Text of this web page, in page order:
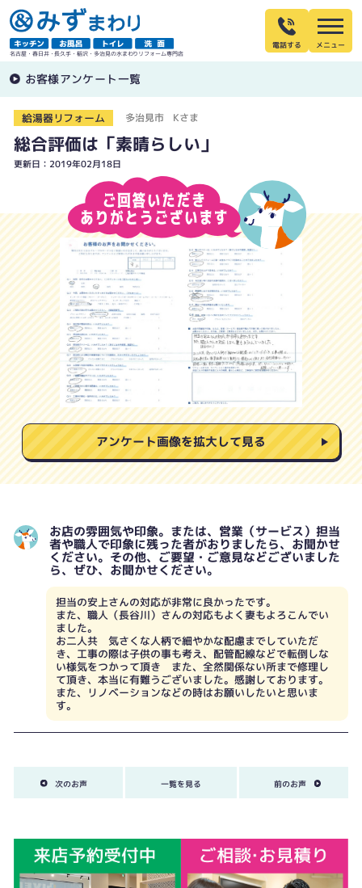
名古屋・春日井・長久手・稲沢・多治見の水まわりリフォーム専門店
電話する
お客様アンケート一覧
給湯器リフォーム 多治見市 Kさま
総合評価は「素晴らしい」
更新日：2019年02月18日
アンケート画像を拡大して見る
お店の雰囲気や印象。または、営業（サービス）担当
者や職人で印象に残った者がおりましたら、お聞かせ
ください。その他、ご要望・ご意見などございました
ら、ぜひ、お聞かせください。
担当の安上さんの対応が非常に良かったです。
また、職人（長谷川）さんの対応もよく妻もよろこんでい
ました。
お二人共 気さくな人柄で細やかな配慮までしていただ
き、工事の際は子供の事も考え、配管配線などで転倒しな
い様気をつかって頂き また、全然関係ない所まで修理し
て頂き、本当に有難うございました。感謝しております。
また、リノベーションなどの時はお願いしたいと思いま
す。
次のお声 一覧を見る 前のお声